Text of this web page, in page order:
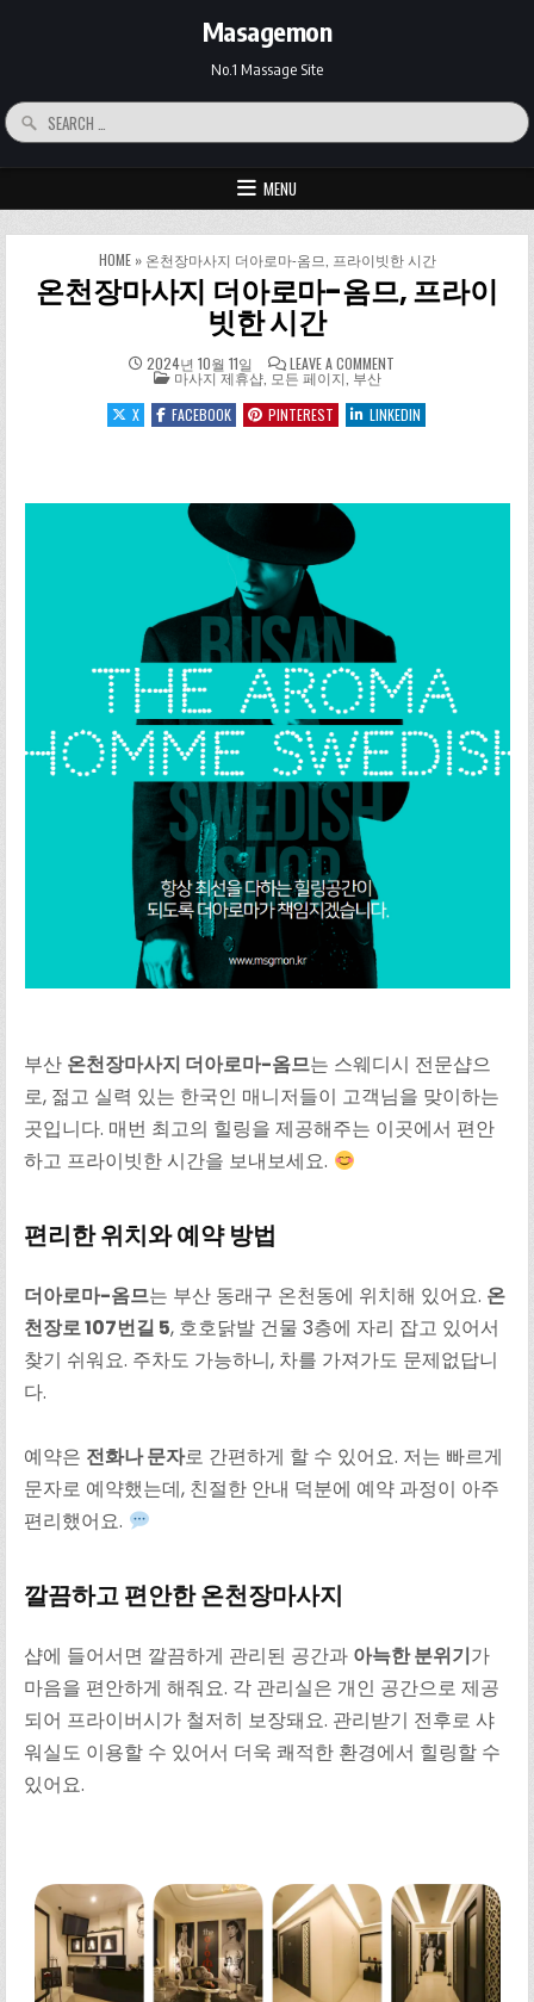
Masagemon
No.1 Massage Site
Search for:
MENU
HOME» 온천장마사지 더아로마-옴므, 프라이빗한 시간
온천장마사지 더아로마-옴므, 프라이
빗한 시간
2024년 10월 11일 LEAVE A COMMENTON 온천장마사지 더
POSTED IN
마사지 제휴샵, 모든 페이지 부산
X
FACEBOOK PINTEREST LINKEDIN
부산 온천장마사지 더아로마-옴므는 스웨디시 전문샵으
로, 젊고 실력 있는 한국인 매니저들이 고객님을 맞이하는
곳입니다. 매번 최고의 힐링을 제공해주는 이곳에서 편안
하고 프라이빗한 시간을 보내보세요.
편리한 위치와 예약 방법
더아로마-옴므는 부산 동래구 온천동에 위치해 있어요. 온
천장로 107번길 5, 호호닭발 건물 3층에 자리 잡고 있어서
찾기 쉬워요. 주차도 가능하니, 차를 가져가도 문제없답니
다.
예약은 전화나 문자로 간편하게 할 수 있어요. 저는 빠르게
문자로 예약했는데, 친절한 안내 덕분에 예약 과정이 아주
편리했어요.
깔끔하고 편안한 온천장마사지
샵에 들어서면 깔끔하게 관리된 공간과 아늑한 분위기가
마음을 편안하게 해줘요. 각 관리실은 개인 공간으로 제공
되어 프라이버시가 철저히 보장돼요. 관리받기 전후로 샤
워실도 이용할 수 있어서 더욱 쾌적한 환경에서 힐링할 수
있어요.